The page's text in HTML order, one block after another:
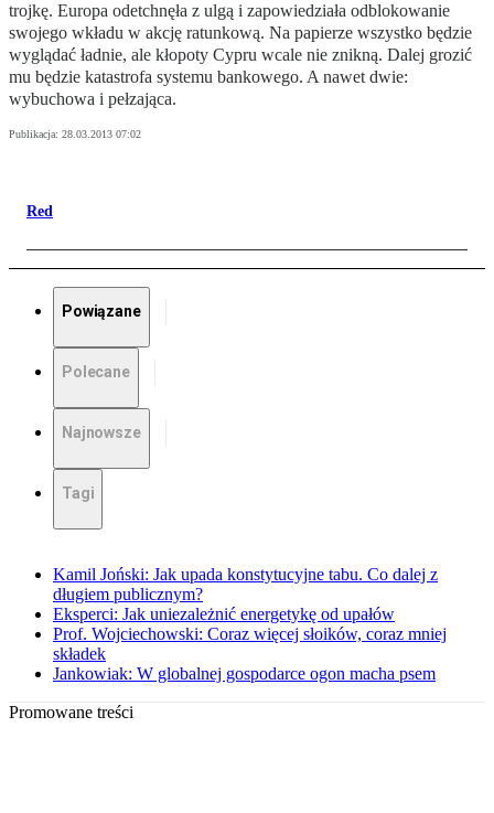
trojkę. Europa odetchnęła z ulgą i zapowiedziała odblokowanie
swojego wkładu w akcję ratunkową. Na papierze wszystko będzie
wyglądać ładnie, ale kłopoty Cypru wcale nie znikną. Dalej grozić
mu będzie katastrofa systemu bankowego. A nawet dwie:
wybuchowa i pełzająca.
Publikacja: 28.03.2013 07:02
Red
Powiązane
Polecane
Najnowsze
Tagi
Kamil Joński: Jak upada konstytucyjne tabu. Co dalej z
długiem publicznym?
Eksperci: Jak uniezależnić energetykę od upałów
Prof. Wojciechowski: Coraz więcej słoików, coraz mniej
składek
Jankowiak: W globalnej gospodarce ogon macha psem
Promowane treści